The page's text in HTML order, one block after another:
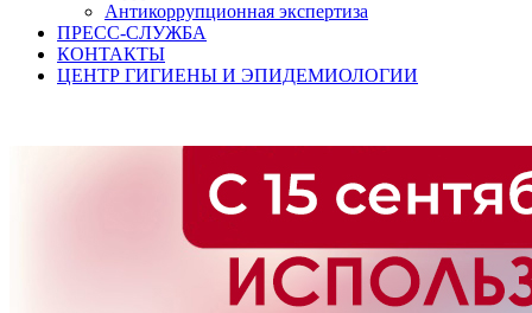
Антикоррупционная экспертиза
ПРЕСС-СЛУЖБА
КОНТАКТЫ
ЦЕНТР ГИГИЕНЫ И ЭПИДЕМИОЛОГИИ